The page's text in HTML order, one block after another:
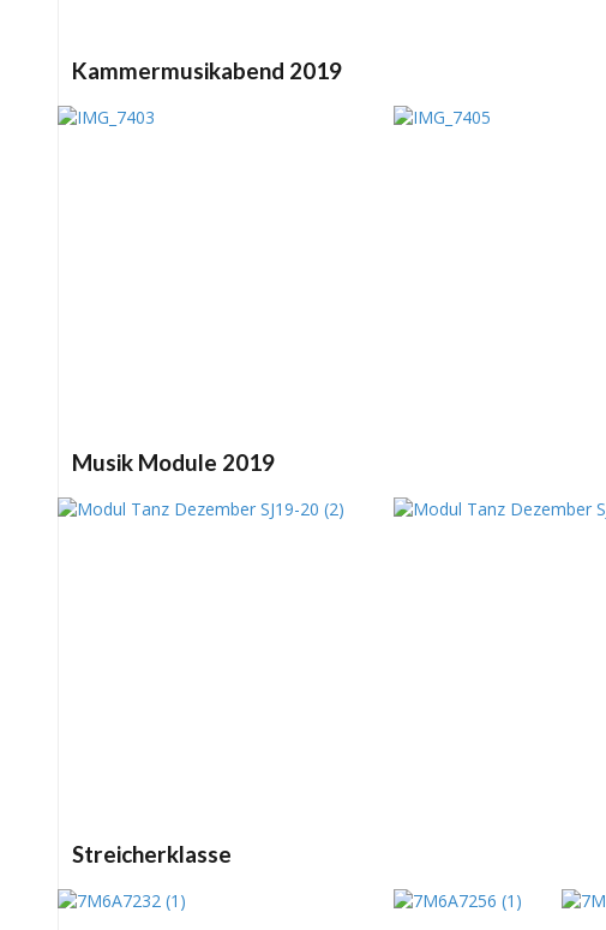
Kammermusikabend 2019
Musik Module 2019
Streicherklasse